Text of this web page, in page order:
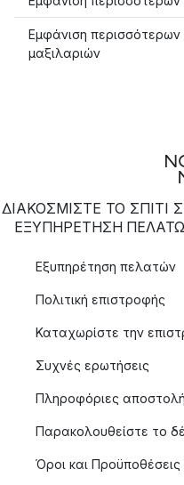
Εμφάνιση
μαξιλαριών
ΔΙΑΚΟΣΜΙΣΤΕ ΤΟ ΣΠΙΤΙ
ΕΞΥΠΗΡΈΤΗΣΗ
Εξυπηρέτηση πελατών
Πολιτική επιστροφής
Καταχωρίστε την
Συχνές ερωτήσεις
Πληροφόριες
Παρακολουθείστε το
Όροι και Προϋποθέσεις